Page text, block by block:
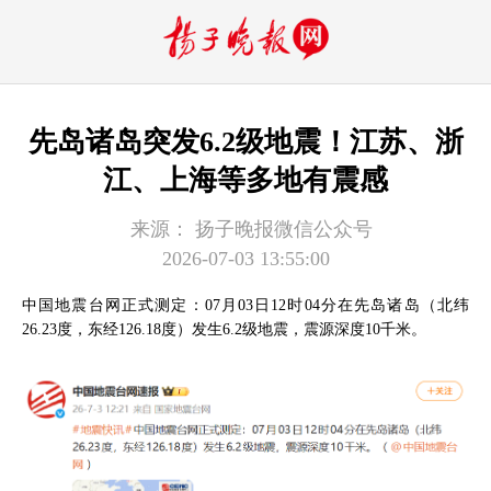
先岛诸岛突发6.2级地震！江苏、浙
江、上海等多地有震感
来源：
扬子晚报微信公众号
2026-07-03 13:55:00
中国地震台网正式测定：07月03日12时04分在先岛诸岛（北纬
26.23度，东经126.18度）发生6.2级地震，震源深度10千米。